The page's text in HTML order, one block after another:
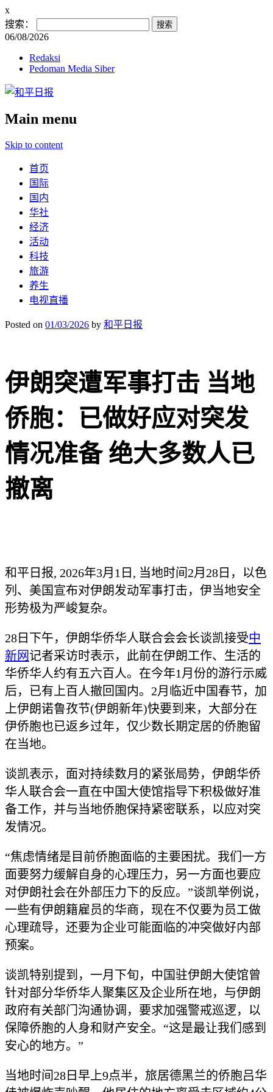
x
搜索：
06/08/2026
Redaksi
Pedoman Media Siber
Main menu
Skip to content
首页
国际
国内
华社
经济
活动
科技
旅游
养生
电视直播
Posted on 01/03/2026 by 和平日报
伊朗突遭军事打击 当地
侨胞：已做好应对突发
情况准备 绝大多数人已
撤离
和平日报, 2026年3月1日, 当地时间2月28日，以色
列、美国宣布对伊朗发动军事打击，伊当地安全
形势极为严峻复杂。
28日下午，伊朗华侨华人联合会会长谈凯接受中
新网 记者采访时表示，此前在伊朗工作、生活的
华侨华人约有五六百人。在今年1月份的游行示威
后，已有上百人撤回国内。2月临近中国春节，加
上伊朗诺鲁孜节(伊朗新年)快要到来，大部分在
伊侨胞也已返乡过年，仅少数长期定居的侨胞留
在当地。
谈凯表示，面对持续数月的紧张局势，伊朗华侨
华人联合会一直在中国大使馆指导下积极做好准
备工作，并与当地侨胞保持紧密联系，以应对突
发情况。
“焦虑情绪是目前侨胞面临的主要困扰。我们一方
面要努力缓解自身的心理压力，另一方面也要应
对伊朗社会在外部压力下的反应。”谈凯举例说，
一些有伊朗籍雇员的华商，现在不仅要为员工做
心理疏导，还要为企业可能面临的冲突做好内部
预案。
谈凯特别提到，一月下旬，中国驻伊朗大使馆曾
针对部分华侨华人聚集区及企业所在地，与伊朗
政府有关部门沟通协调，要求加强警戒巡逻，以
保障侨胞的人身和财产安全。“这是最让我们感到
安心的地方。”
当地时间28日早上9点半，旅居德黑兰的侨胞吕华